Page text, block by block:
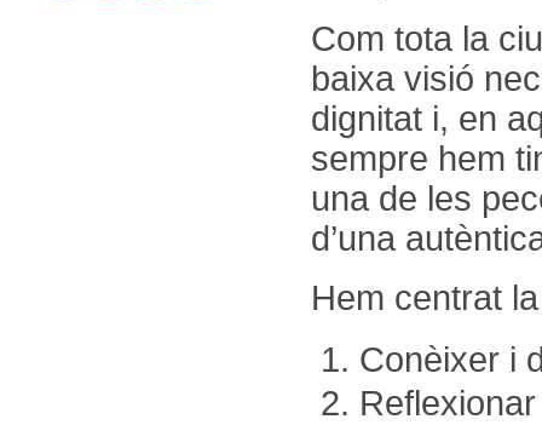
Com tota la
baixa visió
dignitat i, en
sempre hem
una de les
d’una
Hem centrat
Conèixer i